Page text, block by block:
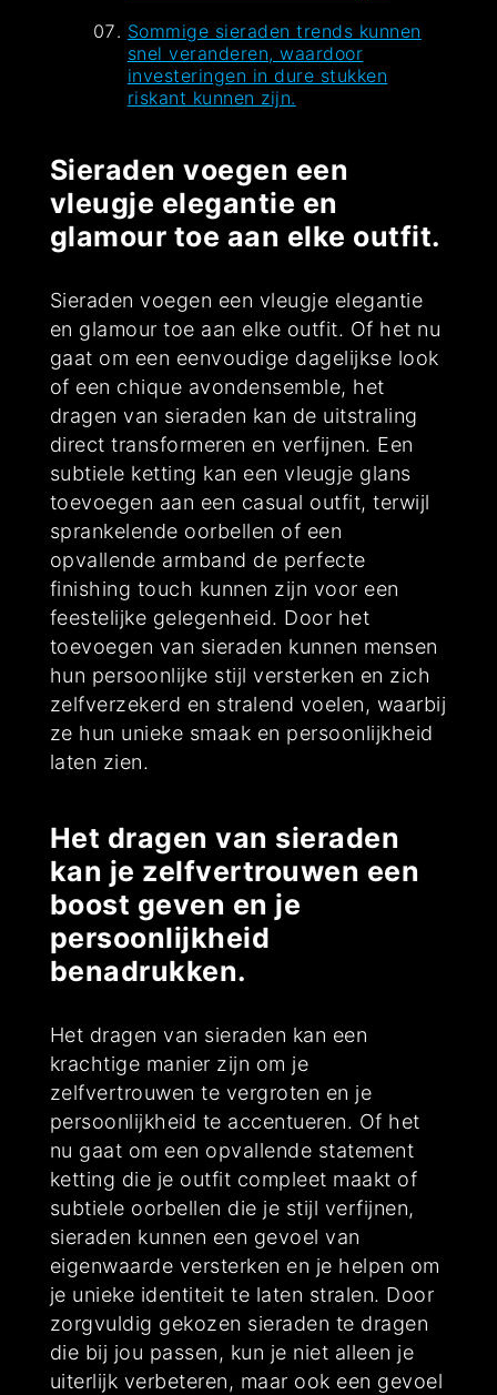
Sommige sieraden trends kunnen
snel veranderen, waardoor
investeringen in dure stukken
riskant kunnen zijn.
Sieraden voegen een
vleugje elegantie en
glamour toe aan elke outfit.
Sieraden voegen een vleugje elegantie
en glamour toe aan elke outfit. Of het nu
gaat om een eenvoudige dagelijkse look
of een chique avondensemble, het
dragen van sieraden kan de uitstraling
direct transformeren en verfijnen. Een
subtiele ketting kan een vleugje glans
toevoegen aan een casual outfit, terwijl
sprankelende oorbellen of een
opvallende armband de perfecte
finishing touch kunnen zijn voor een
feestelijke gelegenheid. Door het
toevoegen van sieraden kunnen mensen
hun persoonlijke stijl versterken en zich
zelfverzekerd en stralend voelen, waarbij
ze hun unieke smaak en persoonlijkheid
laten zien.
Het dragen van sieraden
kan je zelfvertrouwen een
boost geven en je
persoonlijkheid
benadrukken.
Het dragen van sieraden kan een
krachtige manier zijn om je
zelfvertrouwen te vergroten en je
persoonlijkheid te accentueren. Of het
nu gaat om een opvallende statement
ketting die je outfit compleet maakt of
subtiele oorbellen die je stijl verfijnen,
sieraden kunnen een gevoel van
eigenwaarde versterken en je helpen om
je unieke identiteit te laten stralen. Door
zorgvuldig gekozen sieraden te dragen
die bij jou passen, kun je niet alleen je
uiterlijk verbeteren, maar ook een gevoel